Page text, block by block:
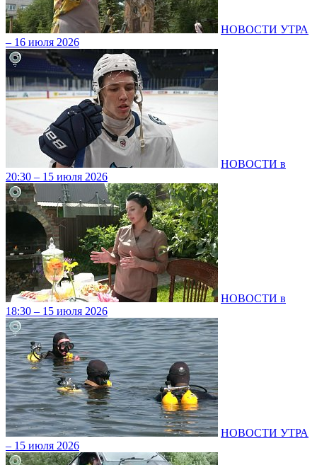
НОВОСТИ УТРА
– 16 июля 2026
НОВОСТИ в
20:30 – 15 июля 2026
НОВОСТИ в
18:30 – 15 июля 2026
НОВОСТИ УТРА
– 15 июля 2026